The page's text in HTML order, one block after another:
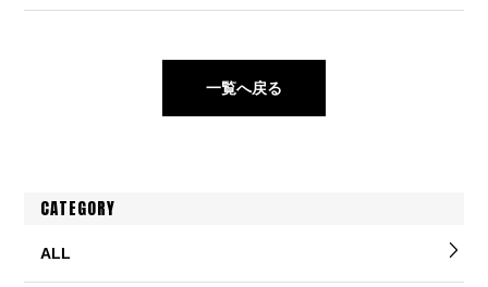
一覧へ戻る
CATEGORY
ALL